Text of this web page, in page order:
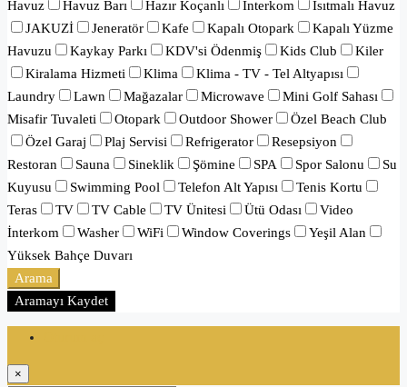
Havuz
Havuz Barı Hazır Koçanlı İnterkom
Isıtmalı Havuz
JAKUZİ
Jeneratör Kafe Kapalı Otopark
Kapalı Yüzme
Havuzu
Kaykay Parkı KDV'si Ödenmiş Kids Club
Kiler
Kiralama Hizmeti
Klima
Klima - TV - Tel Altyapısı
Laundry
Lawn Mağazalar Microwave
Mini Golf Sahası
Misafir Tuvaleti
Otopark Outdoor Shower
Özel Beach Club
Özel Garaj
Plaj Servisi Refrigerator
Resepsiyon
Restoran
Sauna Sineklik Şömine SPA Spor Salonu
Su
Kuyusu
Swimming Pool Telefon Alt Yapısı
Tenis Kortu
Teras
TV TV Cable TV Ünitesi Ütü Odası
Video
İnterkom
Washer WiFi Window Coverings
Yeşil Alan
Yüksek Bahçe Duvarı
Arama
Aramayı Kaydet
×